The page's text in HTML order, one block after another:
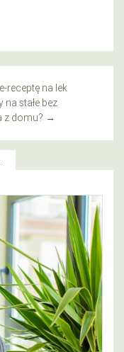
receptę na lek
stałe bez
z domu? →